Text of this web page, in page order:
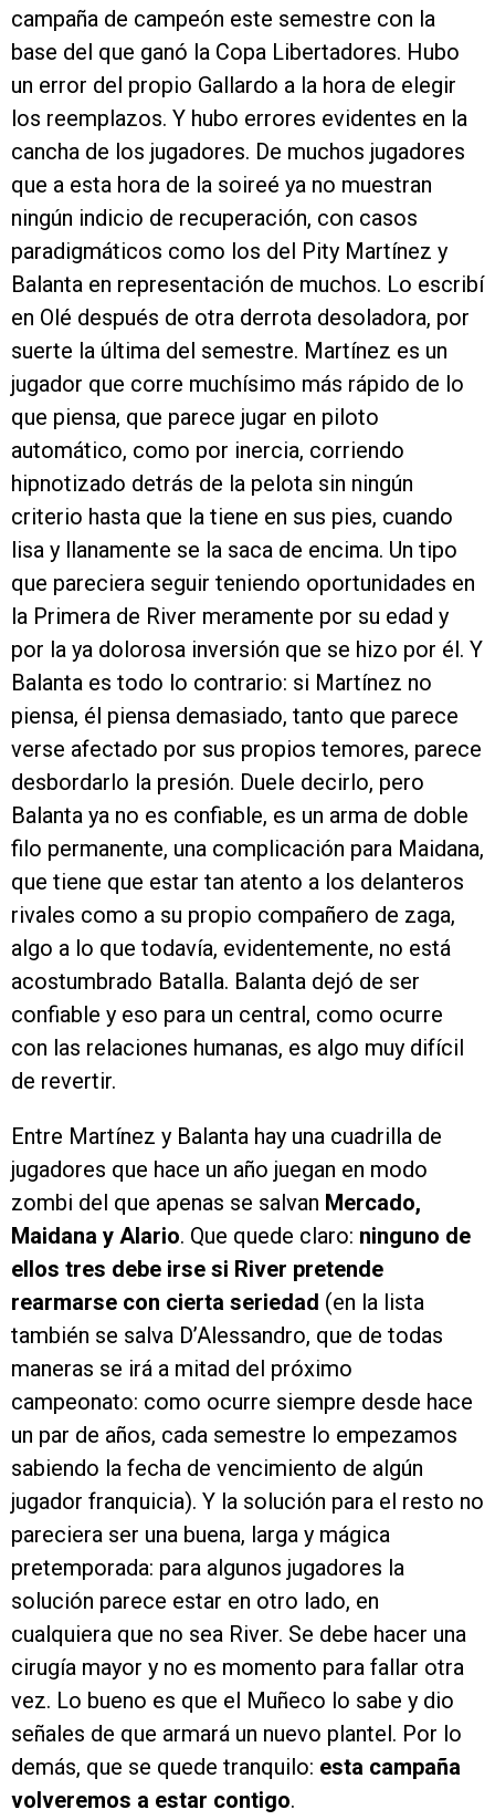
campaña de campeón este semestre con la
base del que ganó la Copa Libertadores. Hubo
un error del propio Gallardo a la hora de elegir
los reemplazos. Y hubo errores evidentes en la
cancha de los jugadores. De muchos jugadores
que a esta hora de la soireé ya no muestran
ningún indicio de recuperación, con casos
paradigmáticos como los del Pity Martínez y
Balanta en representación de muchos. Lo escribí
en Olé después de otra derrota desoladora, por
suerte la última del semestre. Martínez es un
jugador que corre muchísimo más rápido de lo
que piensa, que parece jugar en piloto
automático, como por inercia, corriendo
hipnotizado detrás de la pelota sin ningún
criterio hasta que la tiene en sus pies, cuando
lisa y llanamente se la saca de encima. Un tipo
que pareciera seguir teniendo oportunidades en
la Primera de River meramente por su edad y
por la ya dolorosa inversión que se hizo por él. Y
Balanta es todo lo contrario: si Martínez no
piensa, él piensa demasiado, tanto que parece
verse afectado por sus propios temores, parece
desbordarlo la presión. Duele decirlo, pero
Balanta ya no es confiable, es un arma de doble
filo permanente, una complicación para Maidana,
que tiene que estar tan atento a los delanteros
rivales como a su propio compañero de zaga,
algo a lo que todavía, evidentemente, no está
acostumbrado Batalla. Balanta dejó de ser
confiable y eso para un central, como ocurre
con las relaciones humanas, es algo muy difícil
de revertir.
Entre Martínez y Balanta hay una cuadrilla de
jugadores que hace un año juegan en modo
zombi del que apenas se salvan Mercado,
Maidana y Alario. Que quede claro: ninguno de
ellos tres debe irse si River pretende
rearmarse con cierta seriedad (en la lista
también se salva D’Alessandro, que de todas
maneras se irá a mitad del próximo
campeonato: como ocurre siempre desde hace
un par de años, cada semestre lo empezamos
sabiendo la fecha de vencimiento de algún
jugador franquicia). Y la solución para el resto no
pareciera ser una buena, larga y mágica
pretemporada: para algunos jugadores la
solución parece estar en otro lado, en
cualquiera que no sea River. Se debe hacer una
cirugía mayor y no es momento para fallar otra
vez. Lo bueno es que el Muñeco lo sabe y dio
señales de que armará un nuevo plantel. Por lo
demás, que se quede tranquilo: esta campaña
volveremos a estar contigo.